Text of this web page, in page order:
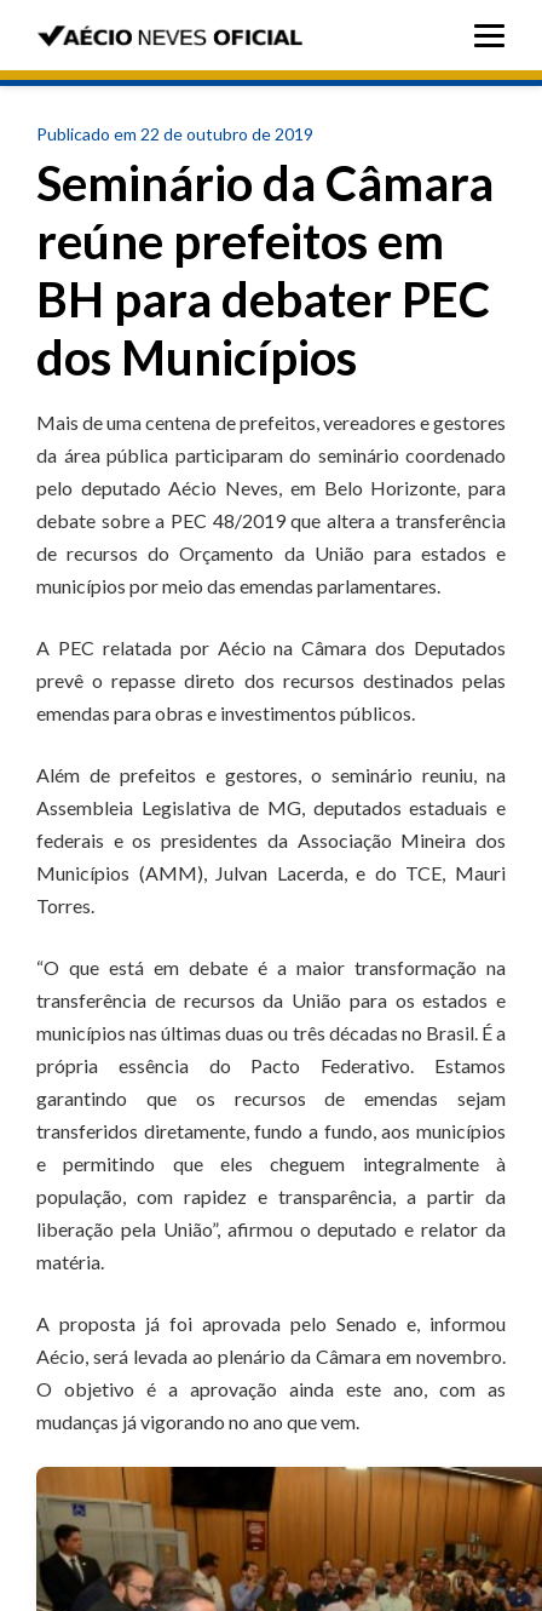
Publicado em 22 de outubro de 2019
Seminário da Câmara
reúne prefeitos em
BH para debater PEC
dos Municípios
Mais de uma centena de prefeitos, vereadores e gestores
da área pública participaram do seminário coordenado
pelo deputado Aécio Neves, em Belo Horizonte, para
debate sobre a PEC 48/2019 que altera a transferência
de recursos do Orçamento da União para estados e
municípios por meio das emendas parlamentares.
A PEC relatada por Aécio na Câmara dos Deputados
prevê o repasse direto dos recursos destinados pelas
emendas para obras e investimentos públicos.
Além de prefeitos e gestores, o seminário reuniu, na
Assembleia Legislativa de MG, deputados estaduais e
federais e os presidentes da Associação Mineira dos
Municípios (AMM), Julvan Lacerda, e do TCE, Mauri
Torres.
“O que está em debate é a maior transformação na
transferência de recursos da União para os estados e
municípios nas últimas duas ou três décadas no Brasil. É a
própria essência do Pacto Federativo. Estamos
garantindo que os recursos de emendas sejam
transferidos diretamente, fundo a fundo, aos municípios
e permitindo que eles cheguem integralmente à
população, com rapidez e transparência, a partir da
liberação pela União”, afirmou o deputado e relator da
matéria.
A proposta já foi aprovada pelo Senado e, informou
Aécio, será levada ao plenário da Câmara em novembro.
O objetivo é a aprovação ainda este ano, com as
mudanças já vigorando no ano que vem.